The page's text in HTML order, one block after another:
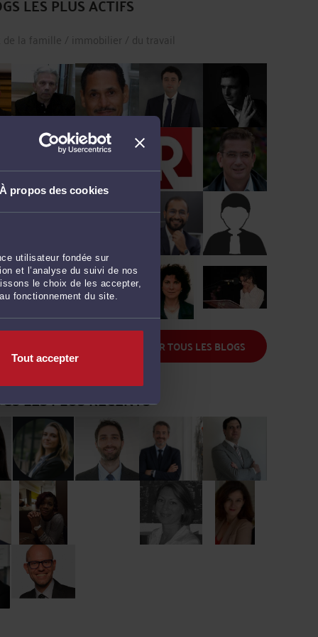
À propos des cookies
utilisateur fondée sur
et l’analyse du suivi de nos
le choix de les accepter,
fonctionnement du site.
Tout accepter
LES PLUS ACTIFS
de la famille / immobilier / du travail
Me Icard Me Auteville Me Kohen Me Coussy
Me Chhum Me Schmitt
Me
Rocheblave
Colombani
Me Ghibaudo Me Bogucki Me Ziegler Me Tall
Me Fourmont Me Raffin Me Cahen Me Taurand
VOIR TOUS LES BLOGS
LES PLUS RÉCENTS
Me Salon Me Blanc Me Gaillard
Me Moreau